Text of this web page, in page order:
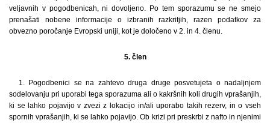
veljavnih v pogodbenicah, ni dovoljeno. Po tem sporazumu se ne smejo
prenašati nobene informacije o izbranih razkritjih, razen podatkov za
obvezno poročanje Evropski uniji, kot je določeno v 2. in 4. členu.
5. člen
1. Pogodbenici se na zahtevo druga druge posvetujeta o nadaljnjem
sodelovanju pri uporabi tega sporazuma ali o kakršnih koli drugih vprašanjih,
ki se lahko pojavijo v zvezi z lokacijo in/ali uporabo takih rezerv, in o vseh
spornih vprašanjih, ki se lahko pojavijo. Ob krizi pri preskrbi z nafto in njenimi